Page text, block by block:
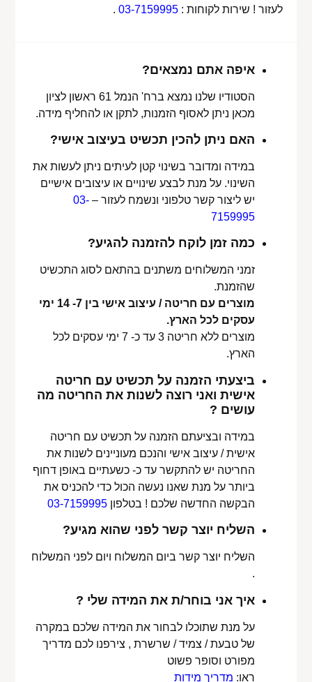
לעזור ! שירות לקוחות : 03-7159995
.
איפה אתם נמצאים?
הסטודיו שלנו נמצא ברח' הנמל 61 ראשון לציון
מכאן ניתן לאסוף הזמנות, לתקן או להחליף מידה.
האם ניתן להכין תכשיט בעיצוב אישי?
במידה ומדובר בשינוי קטן לעיתים ניתן לעשות את
השינוי. על מנת לבצע שינויים או עיצובים אישיים
יש ליצור קשר טלפוני ונשמח לעזור –03-
7159995
כמה זמן לוקח להזמנה להגיע?
זמני המשלוחים משתנים בהתאם לסוג התכשיט
שהזמנת.
מוצרים עם חריטה / עיצוב אישי בין 7- 14 ימי
עסקים לכל הארץ.
מוצרים ללא חריטה 3 עד כ- 7 ימי עסקים לכל
הארץ.
ביצעתי הזמנה על תכשיט עם חריטה
אישית ואני רוצה לשנות את החריטה מה
עושים ?
במידה ובציעתם הזמנה על תכשיט עם חריטה
אישית / עיצוב אישי והנכם מעוניינים לשנות את
החריטה יש להתקשר עד כ- כשעתיים באופן דחוף
ביותר על מנת שאנו נעשה הכול כדי להכניס את
הבקשה החדשה שלכם ! בטלפון 03-7159995
השליח יוצר קשר לפני שהוא מגיע?
השליח יוצר קשר ביום המשלוח ויום לפני המשלוח
איך אני בוחר/ת את המידה שלי ?
על מנת שתוכלו לבחור את המידה שלכם במקרה
של טבעת / צמיד / שרשרת , צירפנו לכם מדריך
מפורט וסופר פשוט
ראו: מדריך מידות